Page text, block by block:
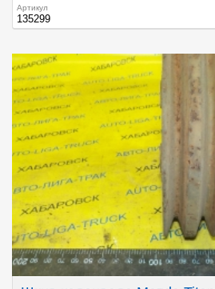
Артикул
135299